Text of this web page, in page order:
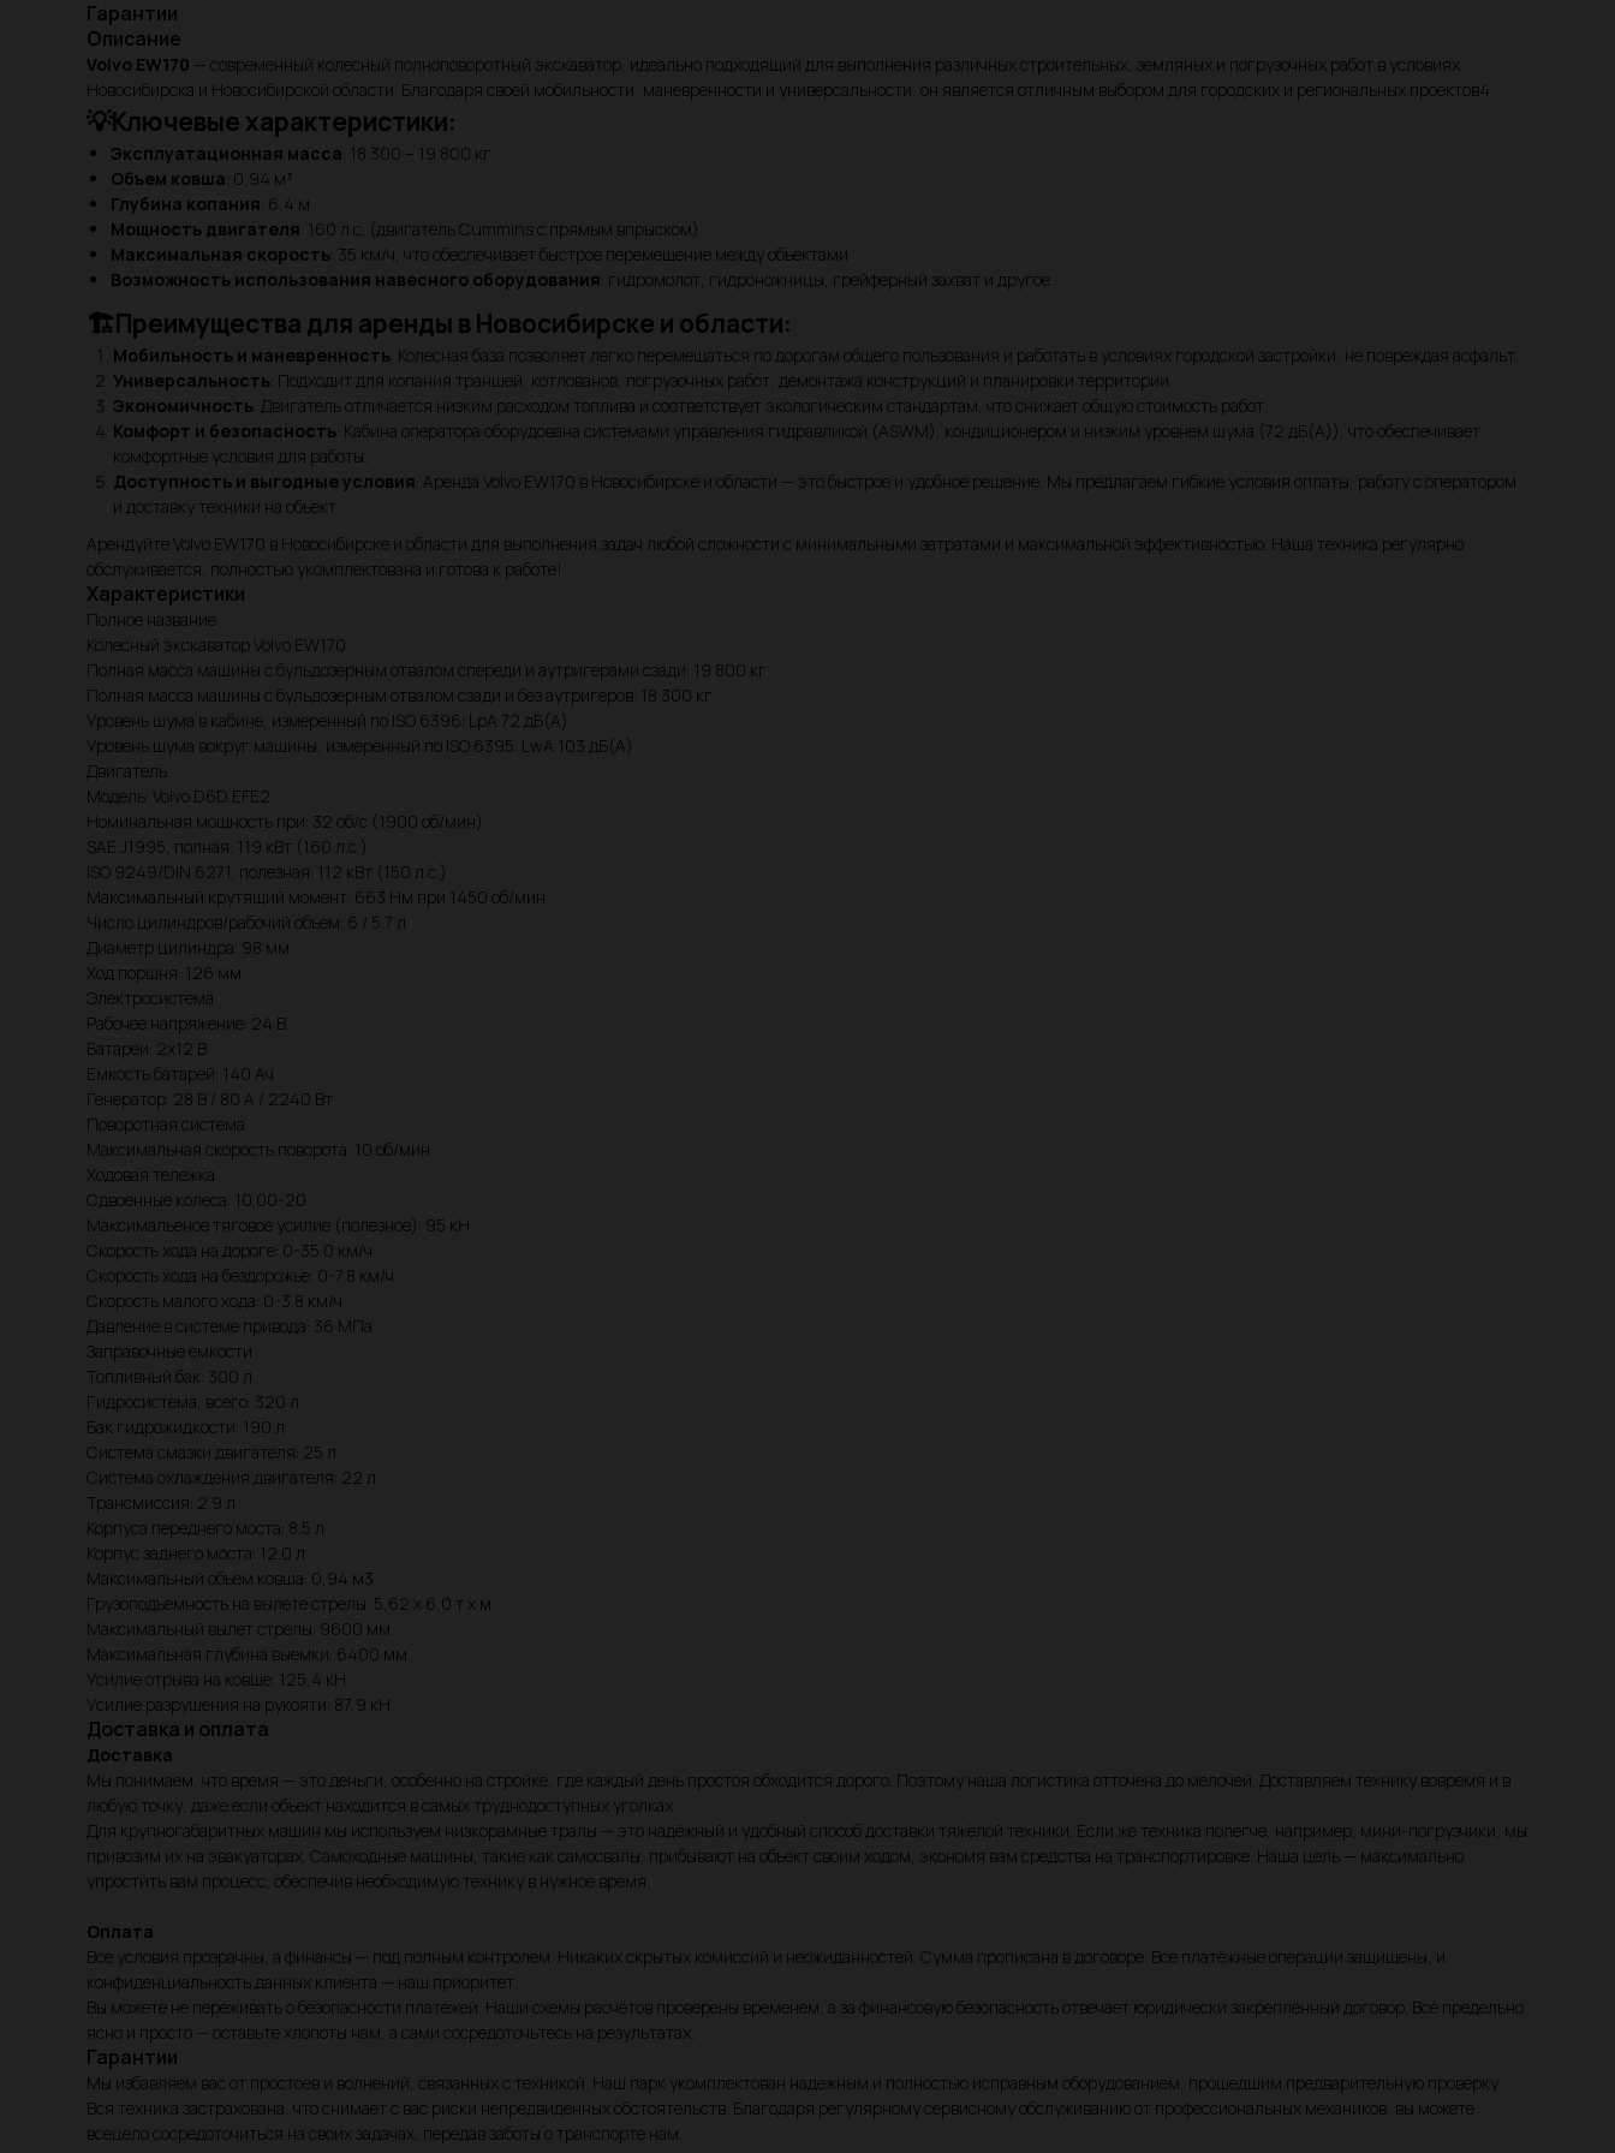
Гарантии
Описание
Volvo EW170 — современный колесный полноповоротный экскаватор, идеально подходящий для выполнения различных строительных, земляных и погрузочных работ в условиях
Новосибирска и Новосибирской области. Благодаря своей мобильности, маневренности и универсальности, он является отличным выбором для городских и региональных проектов4.
💡Ключевые характеристики:
Эксплуатационная масса: 18 300 – 19 800 кг
Объем ковша: 0,94 м³
Глубина копания: 6,4 м
Мощность двигателя: 160 л.с. (двигатель Cummins с прямым впрыском)
Максимальная скорость: 35 км/ч, что обеспечивает быстрое перемещение между объектами
Возможность использования навесного оборудования: гидромолот, гидроножницы, грейферный захват и другое
🏗️Преимущества для аренды в Новосибирске и области:
Мобильность и маневренность: Колесная база позволяет легко перемещаться по дорогам общего пользования и работать в условиях городской застройки, не повреждая асфальт.
Универсальность: Подходит для копания траншей, котлованов, погрузочных работ, демонтажа конструкций и планировки территории.
Экономичность: Двигатель отличается низким расходом топлива и соответствует экологическим стандартам, что снижает общую стоимость работ.
Комфорт и безопасность: Кабина оператора оборудована системами управления гидравликой (ASWM), кондиционером и низким уровнем шума (72 дБ(А)), что обеспечивает
комфортные условия для работы.
Доступность и выгодные условия: Аренда Volvo EW170 в Новосибирске и области — это быстрое и удобное решение. Мы предлагаем гибкие условия оплаты, работу с оператором
и доставку техники на объект.
Арендуйте Volvo EW170 в Новосибирске и области для выполнения задач любой сложности с минимальными затратами и максимальной эффективностью. Наша техника регулярно
обслуживается, полностью укомплектована и готова к работе!
Характеристики
Полное название
Колесный экскаватор Volvo EW170
Полная масса машины с бульдозерным отвалом спереди и аутригерами сзади: 19 800 кг
Полная масса машины с бульдозерным отвалом сзади и без аутригеров: 18 300 кг
Уровень шума в кабине, измеренный по ISO 6396: LpA 72 дБ(А)
Уровень шума вокруг машины, измеренный по ISO 6395: LwA 103 дБ(А)
Двигатель
Модель: Volvo D6D EFE2
Номинальная мощность при: 32 об/с (1900 об/мин)
SAE J1995, полная: 119 кВт (160 л.с.)
ISO 9249/DIN 6271, полезная: 112 кВт (150 л.с.)
Максимальный крутящий момент: 663 Нм при 1450 об/мин
Число цилиндров/рабочий объем: 6 / 5.7 л
Диаметр цилиндра: 98 мм
Ход поршня: 126 мм
Электросистема
Рабочее напряжение: 24 В
Батареи: 2х12 В
Емкость батарей: 140 Ач
Генератор: 28 В / 80 А / 2240 Вт
Поворотная система
Максимальная скорость поворота: 10 об/мин
Ходовая тележка
Сдвоенные колеса: 10.00-20
Максимальеное тяговое усилие (полезное): 95 кН
Скорость хода на дороге: 0-35.0 км/ч
Скорость хода на бездорожье: 0-7.8 км/ч
Скорость малого хода: 0-3.8 км/ч
Давление в системе привода: 36 МПа
Заправочные емкости
Топливный бак: 300 л
Гидросистема, всего: 320 л
Бак гидрожидкости: 190 л
Система смазки двигателя: 25 л
Система охлаждения двигателя: 22 л
Трансмиссия: 2.9 л
Корпуса переднего моста: 8.5 л
Корпус заднего моста: 12.0 л
Максимальный объем ковша: 0,94 м3
Грузоподъемность на вылете стрелы: 5,62 х 6,0 т х м
Максимальный вылет стрелы: 9600 мм
Максимальная глубина выемки: 6400 мм
Усилие отрыва на ковше: 125,4 кН
Усилие разрушения на рукояти: 87,9 кН
Доставка и оплата
Доставка
Мы понимаем, что время — это деньги, особенно на стройке, где каждый день простоя обходится дорого. Поэтому наша логистика отточена до мелочей. Доставляем технику вовремя и в
любую точку, даже если объект находится в самых труднодоступных уголках.
Для крупногабаритных машин мы используем низкорамные тралы — это надёжный и удобный способ доставки тяжёлой техники. Если же техника полегче, например, мини-погрузчики, мы
привозим их на эвакуаторах. Самоходные машины, такие как самосвалы, прибывают на объект своим ходом, экономя вам средства на транспортировке. Наша цель — максимально
упростить вам процесс, обеспечив необходимую технику в нужное время.
Оплата
Все условия прозрачны, а финансы — под полным контролем. Никаких скрытых комиссий и неожиданностей. Сумма прописана в договоре. Все платёжные операции защищены, и
конфиденциальность данных клиента — наш приоритет.
Вы можете не переживать о безопасности платежей. Наши схемы расчётов проверены временем, а за финансовую безопасность отвечает юридически закреплённый договор. Всё предельно
ясно и просто — оставьте хлопоты нам, а сами сосредоточьтесь на результатах.
Гарантии
Мы избавляем вас от простоев и волнений, связанных с техникой. Наш парк укомплектован надежным и полностью исправным оборудованием, прошедшим предварительную проверку.
Вся техника застрахована, что снимает с вас риски непредвиденных обстоятельств. Благодаря регулярному сервисному обслуживанию от профессиональных механиков, вы можете
всецело сосредоточиться на своих задачах, передав заботы о транспорте нам.